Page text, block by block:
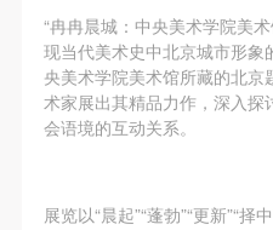
“冉冉晨城：中央美术学院美
现当代美术史中北京城市形象
央美术学院美术馆所藏的北
术家展出其精品力作，深入
会语境的互动关系。
展览以“晨起”“蓬勃”“更新”“
参加活动者在此次活动期
励参加者自行购买人身安
故，活动中任何非事故当
事故的任何责任，但有互
的人身安全不负有民事及
参加活动者在此次活动期
励参加者自行购买人身安
故，活动中任何非事故当
事故的任何责任，但有互
的人身安全不负有民事及
参加活动者在此次活动期
励参加者自行购买人身安
故，活动中任何非事故当
事故的任何责任，但有互
的人身安全不负有民事及